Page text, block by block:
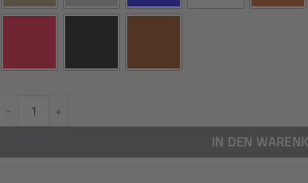
Armlehnen Überzug passend für DAF XF 106 Paar Menge
IN DEN